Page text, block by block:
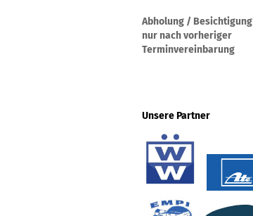
Abholung / Besichtigung
nur nach vorheriger
Terminvereinbarung
Unsere Partner